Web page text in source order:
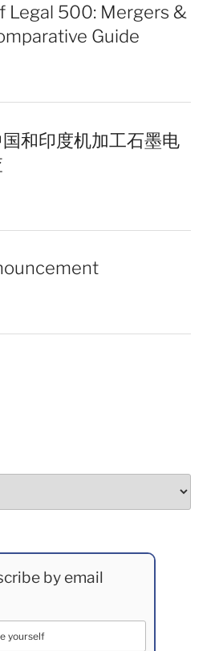
Legal 500: Mergers &
Guide
和印度机加工石墨电
by email